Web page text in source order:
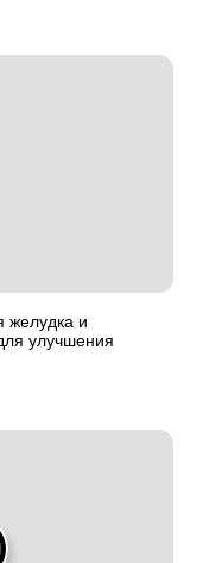
желудка и
улучшения